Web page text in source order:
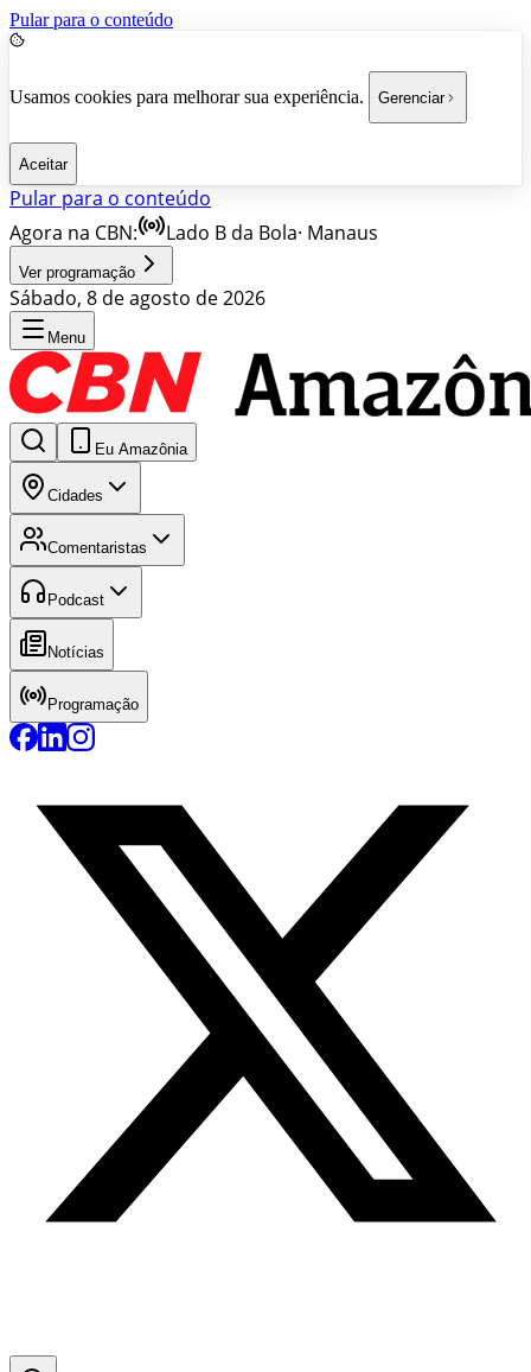
Pular para o conteúdo
Usamos cookies para melhorar sua experiência. Gerenciar
Aceitar
Pular para o conteúdo
Agora na CBN:
Lado B da Bola· Manaus
Ver programação
Sábado, 8 de agosto de 2026
Menu
Eu Amazônia
Cidades
Comentaristas
Podcast
Notícias
Programação